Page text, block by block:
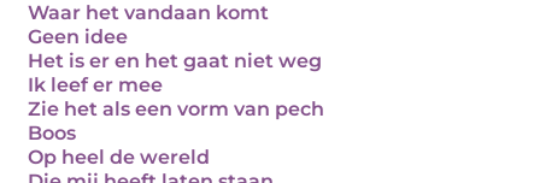
Waar het vandaan komt
Geen idee
Het is er en het gaat niet weg
Ik leef er mee
Zie het als een vorm van pech
Boos
Op heel de wereld